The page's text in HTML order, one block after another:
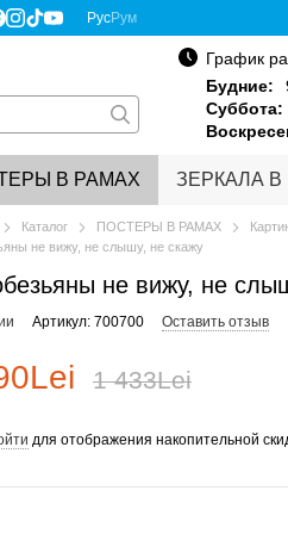
РусРум
График
Будние:
Суббота:
В РАМАХ ЗЕРКАЛА В
Каталог ПОСТЕРЫ В РАМАХ
не вижу, не слышу, не скажу
не вижу, не
Артикул: 700700 Оставить отзыв
1 433Lei
для отображения накопительной